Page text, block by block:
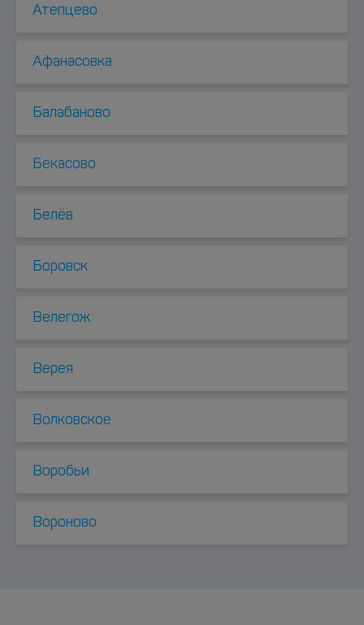
Атепцево
Афанасовка
Балабаново
Бекасово
Белёв
Боровск
Велегож
Верея
Волковское
Воробьи
Вороново